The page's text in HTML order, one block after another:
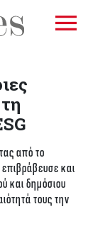
από το
επιβράβευσε και
και δημόσιου
τους την